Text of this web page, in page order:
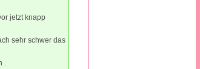
jetzt knapp
sehr schwer das